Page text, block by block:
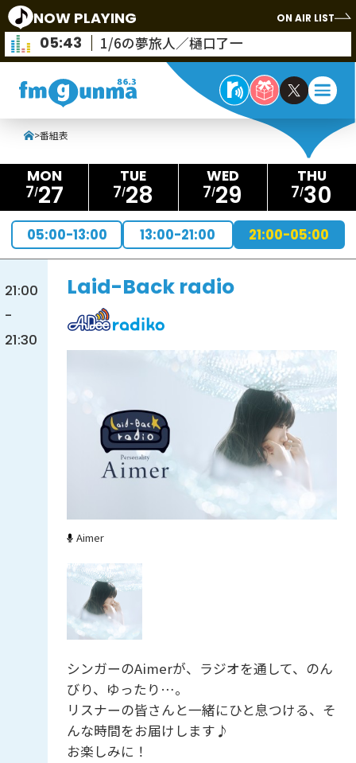
NOW PLAYING ON AIR LIST
05:43 1/6の夢旅人／樋口了一
>番組表
7 27 7 28 7 29 7 30
05:00-13:00 13:00-21:00 21:00-05:00
21:00
-
21:30
Laid-Back radio
Aimer
シンガーのAimerが、ラジオを通して、のん
びり、ゆったり…。
リスナーの皆さんと一緒にひと息つける、そ
んな時間をお届けします♪
お楽しみに！